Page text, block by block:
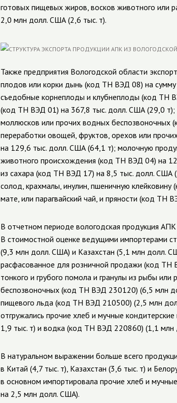
готовых пищевых жиров, восков животного или
2,0 млн долл. США (2,6 тыс. т).
Также предприятия Вологодской области
плодов или корки дынь (код ТН ВЭД 08) на
съедобные корнеплоды и клубнеплоды (код ТН
(код ТН ВЭД 01) на 367,8 тыс. долл. США (29,0 т);
моллюсков или прочих водных
переработки овощей, фруктов, орехов или
на 129,6 тыс. долл. США (64,1 т); молочную
животного происхождения (код ТН ВЭД 04) на
из сахара (код ТН ВЭД 17) на 8,5 тыс. долл. США
солод, крахмалы, инулин, пшеничную
мате, или парагвайский чай, и пряности (код ТН
В отчетном периоде вологодская продукция
В стоимостной оценке ведущими импортерами
(9,3 млн долл. США) и Казахстан (5,1 млн долл.
расфасованное для розничной продажи (код
тонкого и грубого помола и гранулы из рыбы
беспозвоночных (код ТН ВЭД 230120) (6,5 млн
пищевого льда (код ТН ВЭД 210500) (2,5 млн
отгружались прочие хлеб и мучные
1,9 тыс. т) и водка (код ТН ВЭД 220860) (1,1 млн
В натуральном выражении больше всего
в Китай (4,7 тыс. т), Казахстан (3,6 тыс. т) и
в основном импортировала прочие хлеб и
на 2,5 млн долл. США).